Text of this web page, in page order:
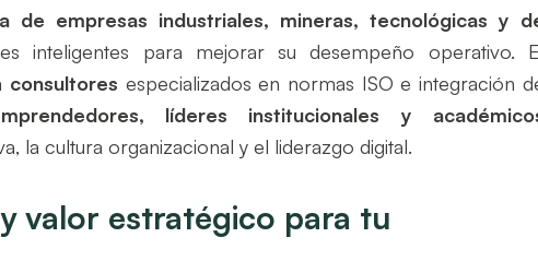
de empresas industriales, mineras, tecnológicas y
inteligentes para mejorar su desempeño operativo.
consultores especializados en normas ISO e integración
líderes institucionales y
la cultura organizacional y el liderazgo digital.
valor estratégico para tu